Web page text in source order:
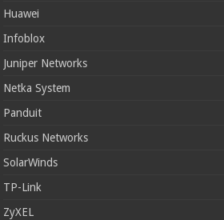
Huawei
Infoblox
Juniper Networks
Netka System
Panduit
Ruckus Networks
SolarWinds
TP-Link
ZyXEL